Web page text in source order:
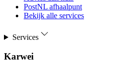
PostNL afhaalpunt
Bekijk alle services
Services
Karwei